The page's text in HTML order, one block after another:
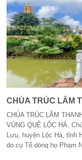
ngày đêm nước chảy
CHÙA TRÚC LÂM
CHÙA TRÚC LÂM
VÙNG QUÊ LỘC HÀ.
Lưu, huyện Lộc Hà,
do cụ Tổ dòng họ Phạm